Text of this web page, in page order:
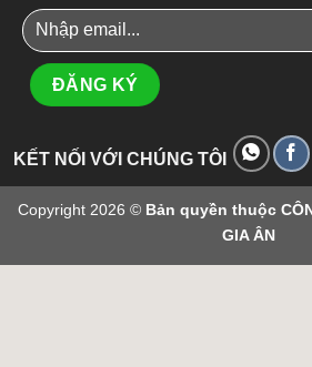
KẾT NỐI VỚI CHÚNG TÔI
Copyright 2026 © Bản quyền thuộc
GIA ÂN